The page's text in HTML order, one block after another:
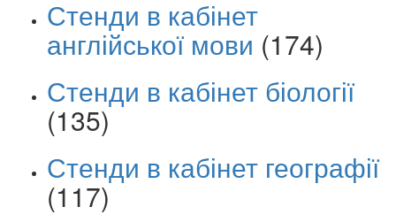
Стенди в кабінет
англійської мови (174)
Стенди в кабінет біології
(135)
Стенди в кабінет географії
(117)